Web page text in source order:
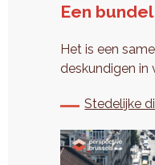
Een
Het is een
deskundigen in
Stedelijke